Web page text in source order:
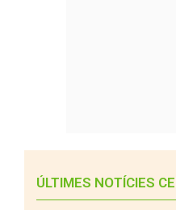
ÚLTIMES NOTÍCIES